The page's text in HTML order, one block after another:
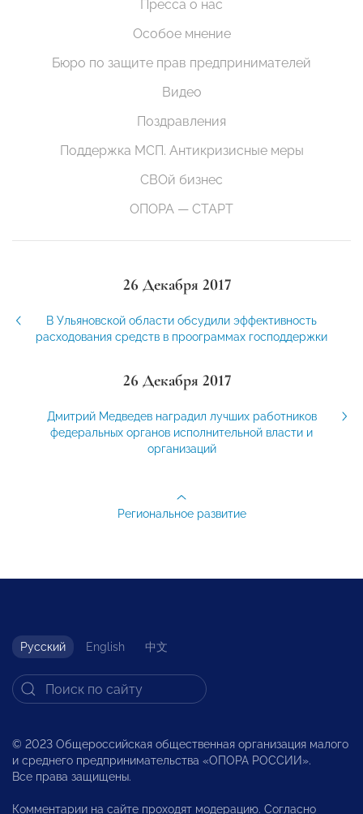
Пресса о нас
Особое мнение
Бюро по защите прав предпринимателей
Видео
Поздравления
Поддержка МСП. Антикризисные меры
СВОй бизнес
ОПОРА — СТАРТ
26 Декабря 2017
В Ульяновской области обсудили эффективность
расходования средств в проограммах господдержки
26 Декабря 2017
Дмитрий Медведев наградил лучших работников
федеральных органов исполнительной власти и
организаций
Региональное развитие
Русский English 中文
© 2023 Общероссийская общественная организация малого
и среднего предпринимательства «ОПОРА РОССИИ».
Все права защищены.
Комментарии на сайте проходят модерацию. Согласно